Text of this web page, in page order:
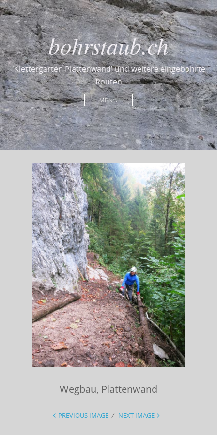
bohrstaub.ch
'Klettergarten Plattenwand' und weitere eingebohrte
Routen
MENU
Wegbau, Plattenwand
PREVIOUS IMAGE NEXT IMAGE